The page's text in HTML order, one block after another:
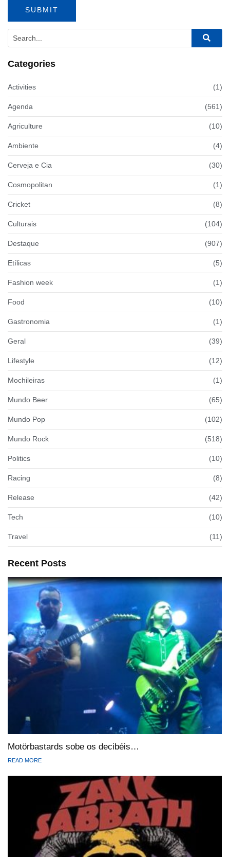
Categories
Activities (1)
Agenda (561)
Agriculture (10)
Ambiente (4)
Cerveja e Cia (30)
Cosmopolitan (1)
Cricket (8)
Culturais (104)
Destaque (907)
Etílicas (5)
Fashion week (1)
Food (10)
Gastronomia (1)
Geral (39)
Lifestyle (12)
Mochileiras (1)
Mundo Beer (65)
Mundo Pop (102)
Mundo Rock (518)
Politics (10)
Racing (8)
Release (42)
Tech (10)
Travel (11)
Recent Posts
Motörbastards sobe os decibéis…
READ MORE